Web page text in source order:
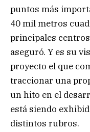
puntos más
40 mil metros
principales
aseguró. Y es su
proyecto el que
traccionar una
un hito en el
está siendo
distintos rubros.